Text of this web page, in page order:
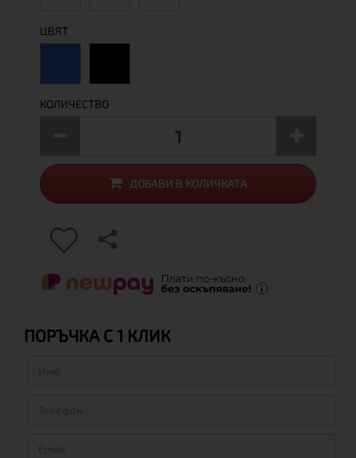
ЦВЯТ
КОЛИЧЕСТВО
ДОБАВИ В КОЛИЧКАТА
ПОРЪЧКА С 1 КЛИК